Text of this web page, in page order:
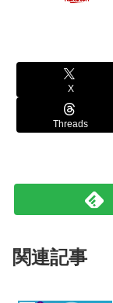
X
Threads
関連記事